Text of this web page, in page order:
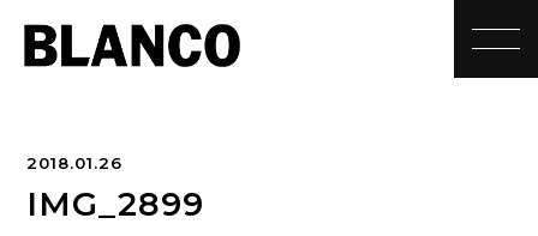
2018.01.26
IMG_2899